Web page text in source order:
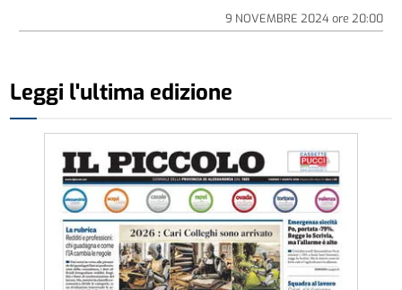
9 NOVEMBRE 2024ore 20:00
Leggi l'ultima edizione